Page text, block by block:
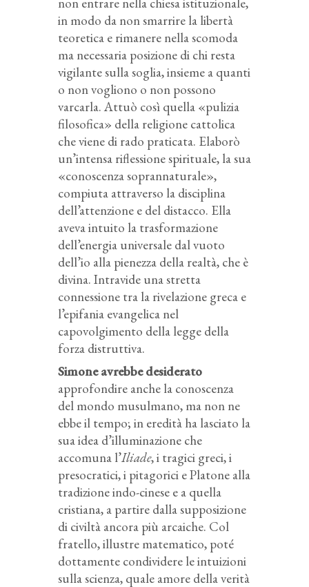
in modo da non smarrire la libertà
teoretica e rimanere nella scomoda
ma necessaria posizione di chi resta
vigilante sulla soglia, insieme a quanti
o non vogliono o non possono
varcarla. Attuò così quella «pulizia
filosofica» della religione cattolica
che viene di rado praticata. Elaborò
un’intensa riflessione spirituale, la sua
«conoscenza soprannaturale»,
compiuta attraverso la disciplina
dell’attenzione e del distacco. Ella
aveva intuito la trasformazione
dell’energia universale dal vuoto
dell’io alla pienezza della realtà, che è
divina. Intravide una stretta
connessione tra la rivelazione greca e
l’epifania evangelica nel
capovolgimento della legge della
forza distruttiva.
Simone avrebbe desiderato
approfondire anche la conoscenza
del mondo musulmano, ma non ne
ebbe il tempo; in eredità ha lasciato la
sua idea d’illuminazione che
accomuna l’Iliade, i tragici greci, i
presocratici, i pitagorici e Platone alla
tradizione indo-cinese e a quella
cristiana, a partire dalla supposizione
di civiltà ancora più arcaiche. Col
fratello, illustre matematico, poté
dottamente condividere le intuizioni
sulla scienza, quale amore della verità